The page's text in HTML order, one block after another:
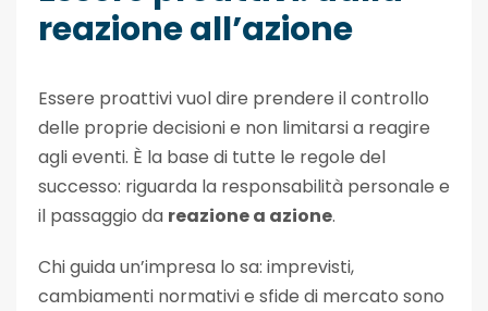
reazione all’azione
Essere proattivi vuol dire prendere il controllo
delle proprie decisioni e non limitarsi a reagire
agli eventi. È la base di tutte le regole del
successo: riguarda la responsabilità personale e
il passaggio da reazione a azione.
Chi guida un’impresa lo sa: imprevisti,
cambiamenti normativi e sfide di mercato sono